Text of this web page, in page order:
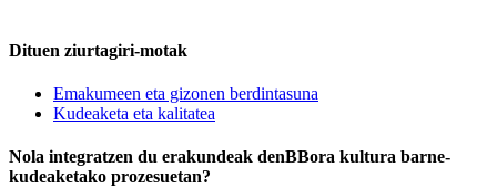
Dituen ziurtagiri-motak
Emakumeen eta gizonen berdintasuna
Kudeaketa eta kalitatea
Nola integratzen du erakundeak denBBora kultura barne-
kudeaketako prozesuetan?